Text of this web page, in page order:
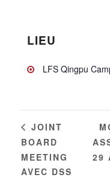
LIEU
LFS Qingpu
JOINT
BOARD
MEETING
AVEC DSS
29